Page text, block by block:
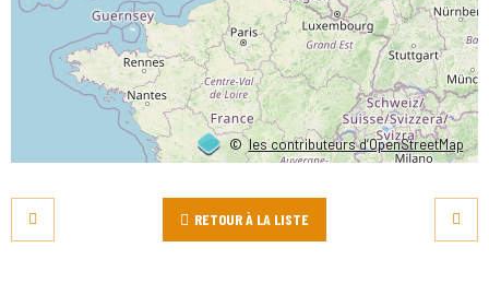
©les contributeurs d’OpenStreetMap
RETOUR À LA LISTE